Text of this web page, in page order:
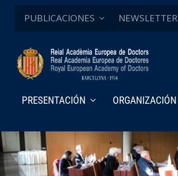
PUBLICACIONES NEWSLETTER
PRESENTACIÓN ORGANIZACIÓN